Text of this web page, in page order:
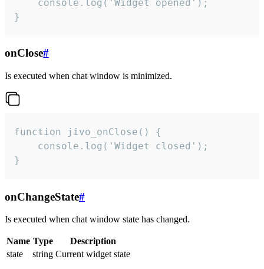
    console.log('Widget opened');
}
onClose#
Is executed when chat window is minimized.
function jivo_onClose() {
    console.log('Widget closed');
}
onChangeState#
Is executed when chat window state has changed.
Name Type
Description
state
string Current widget state